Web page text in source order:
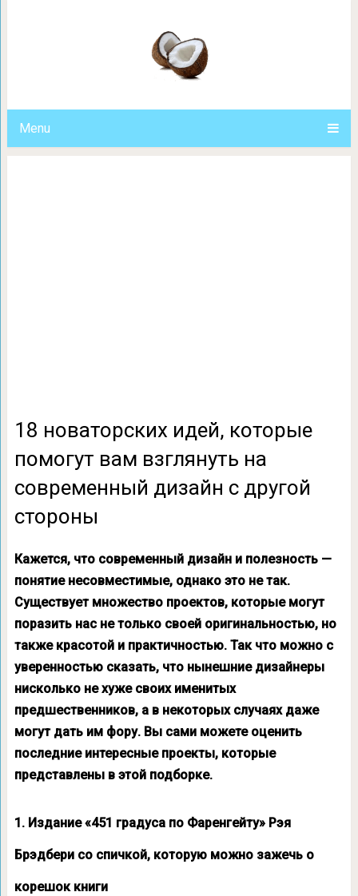
Menu
современный дизайн
18 новаторских идей, которые
помогут вам взглянуть на
современный дизайн с другой
стороны
Кажется, что современный дизайн и полезность —
понятие несовместимые, однако это не так.
Существует множество проектов, которые могут
поразить нас не только своей оригинальностью, но
также красотой и практичностью. Так что можно с
уверенностью сказать, что нынешние дизайнеры
нисколько не хуже своих именитых
предшественников, а в некоторых случаях даже
могут дать им фору. Вы сами можете оценить
последние интересные проекты, которые
представлены в этой подборке.
1. Издание «451 градуса по Фаренгейту» Рэя
Брэдбери со спичкой, которую можно зажечь о
корешок книги